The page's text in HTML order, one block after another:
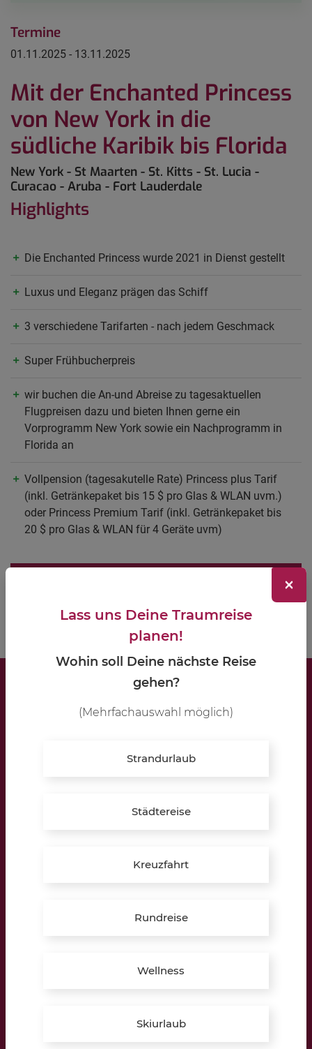
Termine
01.11.2025 - 13.11.2025
Mit der Enchanted Princess
von New York in die
südliche Karibik bis Florida
New York - St Maarten - St. Kitts - St. Lucia -
Curacao - Aruba - Fort Lauderdale
Highlights
Die Enchanted Princess wurde 2021 in Dienst gestellt
Luxus und Eleganz prägen das Schiff
3 verschiedene Tarifarten - nach jedem Geschmack
Super Frühbucherpreis
wir buchen die An-und Abreise zu tagesaktuellen
Flugpreisen dazu und bieten Ihnen gerne ein
Vorprogramm New York sowie ein Nachprogramm in
Florida an
Vollpension (tagesakutelle Rate) Princess plus Tarif
(inkl. Getränkepaket bis 15 $ pro Glas & WLAN uvm.)
oder Princess Premium Tarif (inkl. Getränkepaket bis
20 $ pro Glas & WLAN für 4 Geräte uvm)
Termine auch außerhalb der Öffnungszeiten möglich!
+49 (0) 2864 9597489
×
Lass uns Deine Traumreise
planen!
Wohin soll Deine nächste Reise
gehen?
(Mehrfachauswahl möglich)
Strandurlaub
Städtereise
Kreuzfahrt
Rundreise
Wellness
Skiurlaub